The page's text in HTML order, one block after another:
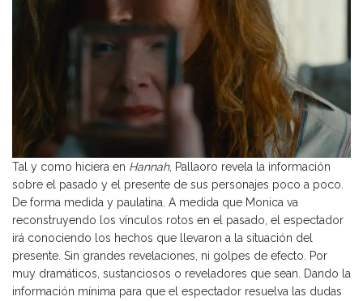
Tal y como hiciera en Hannah, Pallaoro revela la información
sobre el pasado y el presente de sus personajes poco a poco.
De forma medida y paulatina. A medida que Monica va
reconstruyendo los vínculos rotos en el pasado, el espectador
irá conociendo los hechos que llevaron a la situación del
presente. Sin grandes revelaciones, ni golpes de efecto. Por
muy dramáticos, sustanciosos o reveladores que sean. Dando la
información mínima para que el espectador resuelva las dudas